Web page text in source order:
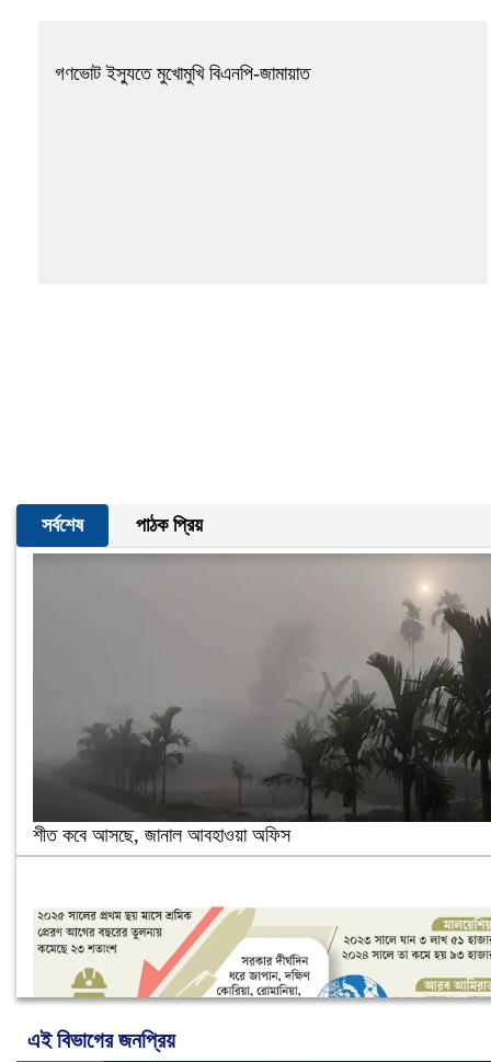
গণভোট ইস্যুতে মুখোমুখি বিএনপি-জামায়াত
সর্বশেষ পাঠক প্রিয়
শীত কবে আসছে, জানাল আবহাওয়া অফিস
এই বিভাগের জনপ্রিয়